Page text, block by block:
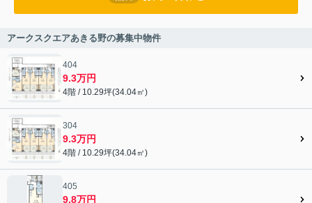
アークスクエアあきる野の募集中物件
404
9.3万円
4階 / 10.29坪(34.04㎡)
304
9.3万円
4階 / 10.29坪(34.04㎡)
405
9.8万円